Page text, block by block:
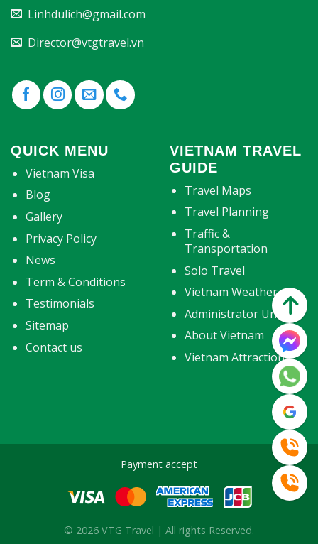
Linhdulich@gmail.com
Director@vtgtravel.vn
QUICK MENU
Vietnam Visa
Blog
Gallery
Privacy Policy
News
Term & Conditions
Testimonials
Sitemap
Contact us
VIETNAM TRAVEL
GUIDE
Travel Maps
Travel Planning
Traffic &
Transportation
Solo Travel
Vietnam Weather
Administrator Units
About Vietnam
Vietnam Attractions
Payment accept
© 2026 VTG Travel | All rights Reserved.